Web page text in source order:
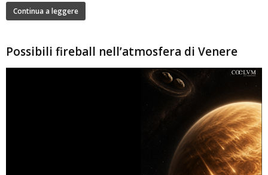
Continua a leggere
Possibili fireball nell’atmosfera di Venere